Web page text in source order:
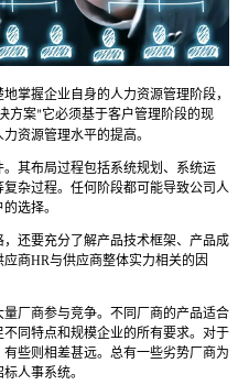
掌握企业自身的人力资源管理阶段，
方案”它必须基于客户管理阶段的现
资源管理水平的提高。
其布局过程包括系统规划、系统运
杂过程。任何阶段都可能导致公司 人
选择。
还要充分了解产品技术框架、产品成
应商HR与供应商整体实力相关的因
量厂商参与竞争。不同厂商的产品适合
同特点和规模企业的所有要求。对于
些则相差甚远。总有一些劣势厂商为
人事系统。